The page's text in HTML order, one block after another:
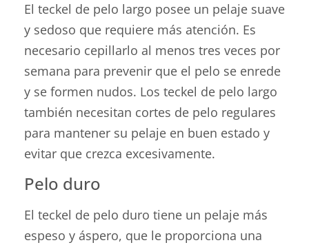
El teckel de pelo largo posee un pelaje suave
y sedoso que requiere más atención. Es
necesario cepillarlo al menos tres veces por
semana para prevenir que el pelo se enrede
y se formen nudos. Los teckel de pelo largo
también necesitan cortes de pelo regulares
para mantener su pelaje en buen estado y
evitar que crezca excesivamente.
Pelo duro
El teckel de pelo duro tiene un pelaje más
espeso y áspero, que le proporciona una